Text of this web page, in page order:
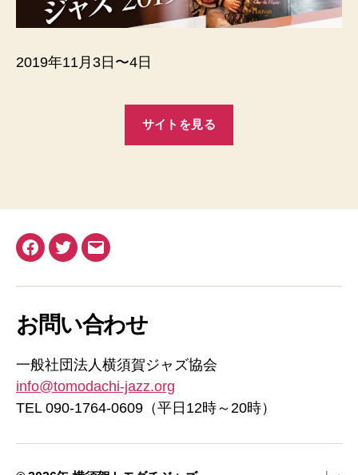
2019年11月3日〜4日
サイトを見る
Facebook
Twitterメ
お問い合わせ
一般社団法人横須賀ジャズ協会
info@tomodachi-jazz.org
TEL 090-1764-0609（平日12時～20時）